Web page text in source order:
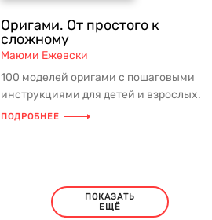
Оригами. От простого к
сложному
Маюми Ежевски
100 моделей оригами с пошаговыми
инструкциями для детей и взрослых.
Для начинающих и опытных мастеро...
ПОДРОБНЕЕ
ПОКАЗАТЬ
ЕЩЁ